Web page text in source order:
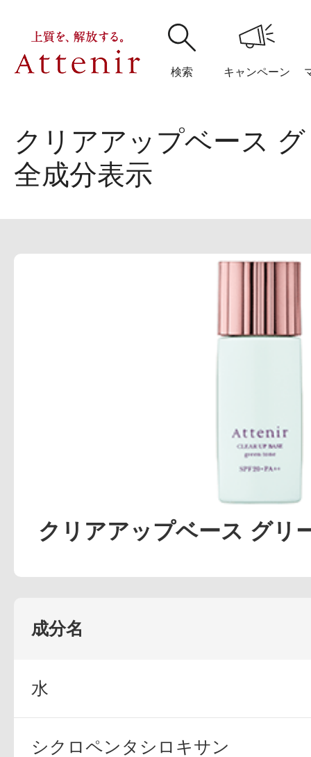
検索 キャンペーン
購入履歴 閲覧履
ブランドサイ
お友達紹介サ
クリアアップベース
全成分表示
クリアアップベース グリ
成分名
水
シクロペンタシロキサン